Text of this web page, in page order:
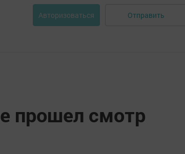
Авторизоваться Отправить
прошел смотр